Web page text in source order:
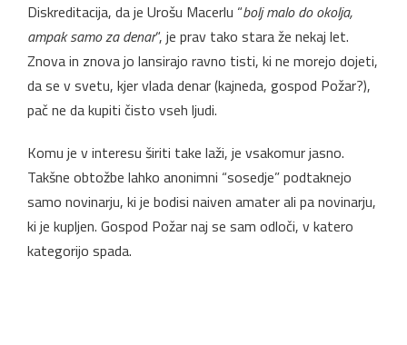
Diskreditacija, da je Urošu Macerlu “bolj malo do okolja,
ampak samo za denar“, je prav tako stara že nekaj let.
Znova in znova jo lansirajo ravno tisti, ki ne morejo dojeti,
da se v svetu, kjer vlada denar (kajneda, gospod Požar?),
pač ne da kupiti čisto vseh ljudi.
Komu je v interesu širiti take laži, je vsakomur jasno.
Takšne obtožbe lahko anonimni “sosedje” podtaknejo
samo novinarju, ki je bodisi naiven amater ali pa novinarju,
ki je kupljen. Gospod Požar naj se sam odloči, v katero
kategorijo spada.